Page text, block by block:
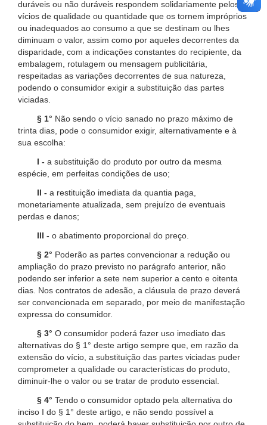
duráveis ou não duráveis respondem solidariamente pelos
vícios de qualidade ou quantidade que os tornem impróprios
ou inadequados ao consumo a que se destinam ou lhes
diminuam o valor, assim como por aqueles decorrentes da
disparidade, com a indicações constantes do recipiente, da
embalagem, rotulagem ou mensagem publicitária,
respeitadas as variações decorrentes de sua natureza,
podendo o consumidor exigir a substituição das partes
viciadas.
§ 1° Não sendo o vício sanado no prazo máximo de
trinta dias, pode o consumidor exigir, alternativamente e à
sua escolha:
I - a substituição do produto por outro da mesma
espécie, em perfeitas condições de uso;
II - a restituição imediata da quantia paga,
monetariamente atualizada, sem prejuízo de eventuais
perdas e danos;
III - o abatimento proporcional do preço.
§ 2° Poderão as partes convencionar a redução ou
ampliação do prazo previsto no parágrafo anterior, não
podendo ser inferior a sete nem superior a cento e oitenta
dias. Nos contratos de adesão, a cláusula de prazo deverá
ser convencionada em separado, por meio de manifestação
expressa do consumidor.
§ 3° O consumidor poderá fazer uso imediato das
alternativas do § 1° deste artigo sempre que, em razão da
extensão do vício, a substituição das partes viciadas puder
comprometer a qualidade ou características do produto,
diminuir-lhe o valor ou se tratar de produto essencial.
§ 4° Tendo o consumidor optado pela alternativa do
inciso I do § 1° deste artigo, e não sendo possível a